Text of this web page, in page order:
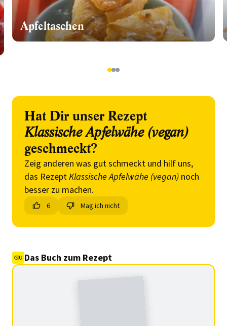
Apfeltaschen
123
Hat Dir unser Rezept
Klassische Apfelwähe (vegan)
geschmeckt?
Zeig anderen was gut schmeckt und hilf uns,
das RezeptKlassische Apfelwähe (vegan) noch
besser zu machen.
6 Mag ich nicht
Das Buch zum Rezept